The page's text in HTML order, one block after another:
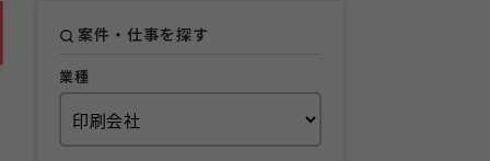
案件・仕事を探す
業種